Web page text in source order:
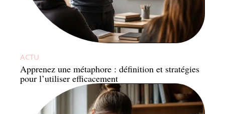
ACTU
Apprenez une métaphore : définition et stratégies
pour l’utiliser efficacement